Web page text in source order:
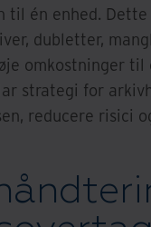
til én enhed.
dubletter,
omkostninger til
strategi for
reducere risici